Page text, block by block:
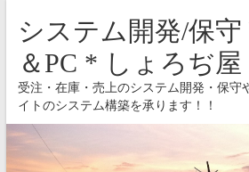
システム開発/保守
＆PC * しょろぢ屋
受注・在庫・売上のシステム開発・保守
イトのシステム構築を承ります！！